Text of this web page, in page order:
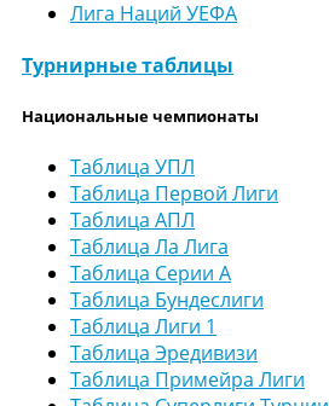
Лига Наций УЕФА
Турнирные таблицы
Национальные чемпионаты
Таблица УПЛ
Таблица Первой Лиги
Таблица АПЛ
Таблица Ла Лига
Таблица Серии А
Таблица Бундеслиги
Таблица Лиги 1
Таблица Эредивизи
Таблица Примейра Лиги